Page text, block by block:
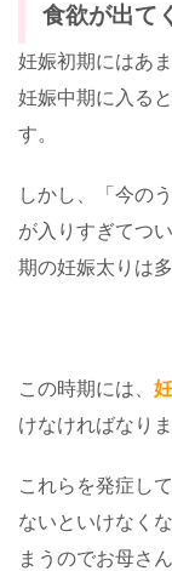
食欲が出て
妊娠初期にはあ
妊娠中期に入る
す。
しかし、「今の
が入りすぎてつ
期の妊娠太りは
この時期には、
けなければなりま
これらを発症し
ないといけなく
まうのでお母さ